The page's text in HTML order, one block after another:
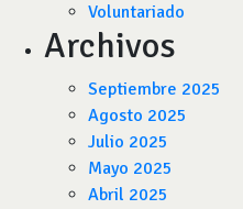
Voluntariado
Archivos
Septiembre 2025
Agosto 2025
Julio 2025
Mayo 2025
Abril 2025